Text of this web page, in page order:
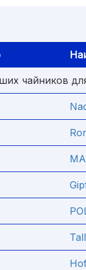
чайников